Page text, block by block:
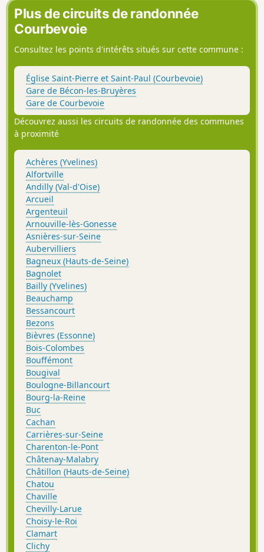
ferrée désaffectée de Petite Ceinture.
Plus de circuits de randonnée
Courbevoie
Consultez les points d'intérêts situés sur cette commune :
Église Saint-Pierre et Saint-Paul (Courbevoie)
Gare de Bécon-les-Bruyères
Gare de Courbevoie
Découvrez aussi les circuits de randonnée des communes
à proximité
Achères (Yvelines)
Alfortville
Andilly (Val-d'Oise)
Arcueil
Argenteuil
Arnouville-lès-Gonesse
Asnières-sur-Seine
Aubervilliers
Bagneux (Hauts-de-Seine)
Bagnolet
Bailly (Yvelines)
Beauchamp
Bessancourt
Bezons
Bièvres (Essonne)
Bois-Colombes
Bouffémont
Bougival
Boulogne-Billancourt
Bourg-la-Reine
Buc
Cachan
Carrières-sur-Seine
Charenton-le-Pont
Châtenay-Malabry
Châtillon (Hauts-de-Seine)
Chatou
Chaville
Chevilly-Larue
Choisy-le-Roi
Clamart
Clichy